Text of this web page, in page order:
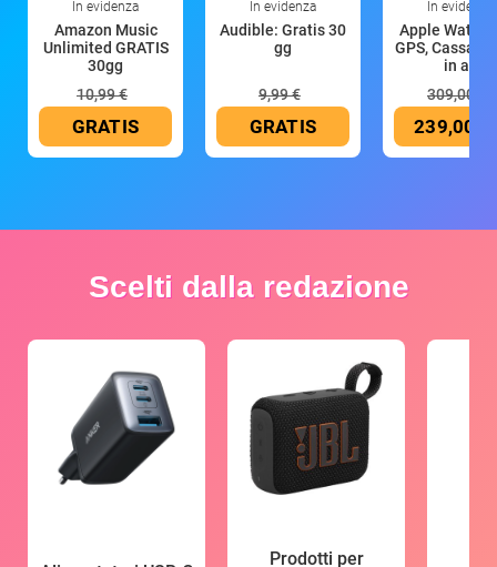
In evidenza
Amazon Music
Unlimited GRATIS
30gg
10,99 €
GRATIS
In evidenza
Audible: Gratis 30
gg
9,99 €
GRATIS
In evidenza
Apple Watch
GPS, Cassa
in all
309,00 €
239,00 €
Scelti dalla redazione
Prodotti per